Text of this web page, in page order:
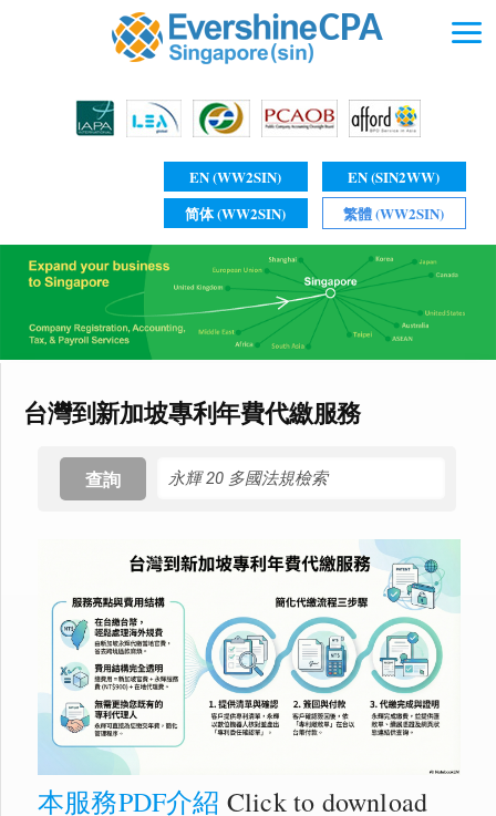
EN (WW2SIN)
EN (SIN2WW)
简体 (WW2SIN)
繁體 (WW2SIN)
台灣到新加坡專利年費代繳服務
查詢
本服務PDF介紹 Click to download